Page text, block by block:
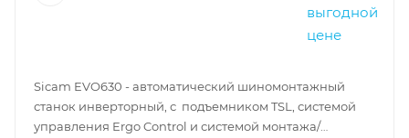
Sicam EVO630 - автоматический шиномонтажный
станок инверторный, с подъемником TSL, системой
управления Ergo Control и системой монтажа/